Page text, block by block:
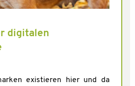
digitalen
existieren hier und da